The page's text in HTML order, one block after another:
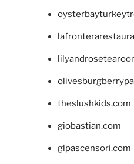
theslushkids.com
giobastian.com
glpascensori.com